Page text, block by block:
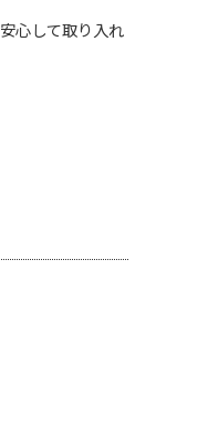
心して取り入れ